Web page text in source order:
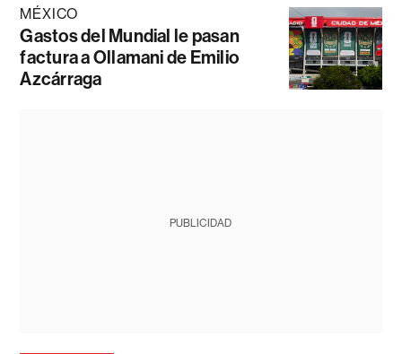
MÉXICO
Gastos del Mundial le pasan
factura a Ollamani de Emilio
Azcárraga
PUBLICIDAD